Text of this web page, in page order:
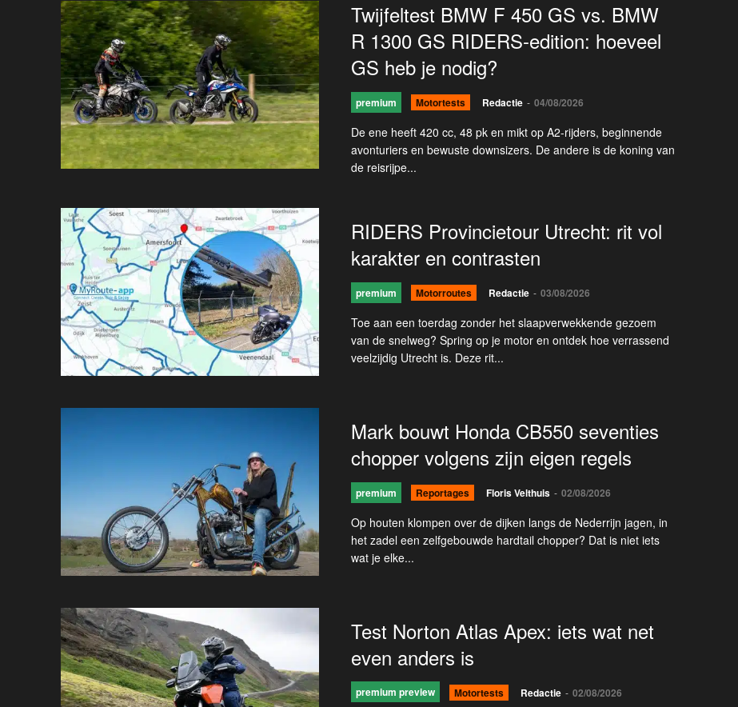
Twijfeltest BMW F 450 GS vs. BMW
R 1300 GS RIDERS-edition: hoeveel
GS heb je nodig?
premium Motortests Redactie - 04/08/2026
De ene heeft 420 cc, 48 pk en mikt op A2-rijders, beginnende
avonturiers en bewuste downsizers. De andere is de koning van
de reisrijpe...
RIDERS Provincietour Utrecht: rit vol
karakter en contrasten
premium Motorroutes Redactie - 03/08/2026
Toe aan een toerdag zonder het slaapverwekkende gezoem
van de snelweg? Spring op je motor en ontdek hoe verrassend
veelzijdig Utrecht is. Deze rit...
Mark bouwt Honda CB550 seventies
chopper volgens zijn eigen regels
premium Reportages Floris Velthuis - 02/08/2026
Op houten klompen over de dijken langs de Nederrijn jagen, in
het zadel een zelfgebouwde hardtail chopper? Dat is niet iets
wat je elke...
Test Norton Atlas Apex: iets wat net
even anders is
premium preview Motortests Redactie - 02/08/2026